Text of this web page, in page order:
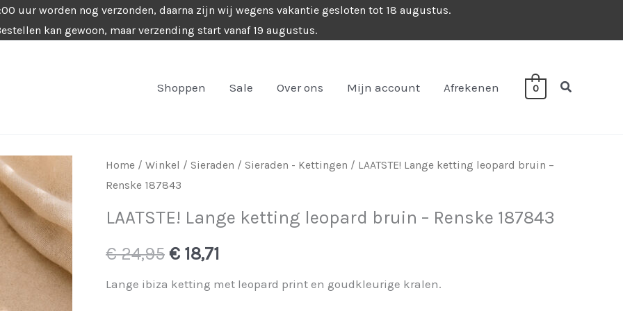
uur worden nog verzonden, daarna zijn wij wegens vakantie gesloten tot 18 augustus.
kan gewoon, maar verzending start vanaf 19 augustus.
Shoppen Sale Over ons Mijn account Afrekenen 0 Zoeken
Home / Winkel / Sieraden / Sieraden - Kettingen / LAATSTE! Lange ketting leopard bruin –
Renske 187843
LAATSTE! Lange ketting leopard bruin – Renske 187843
€24,95 Oorspronkelijke
prijs
€ 18,71
prijs
Lange ibiza ketting met leopard print en goudkleurige kralen.